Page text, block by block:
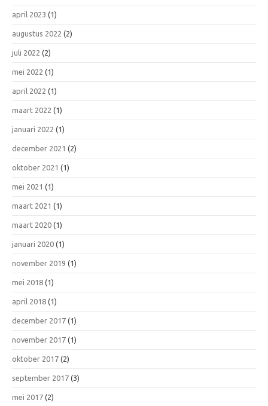
april 2023 (1)
augustus 2022 (2)
juli 2022 (2)
mei 2022 (1)
april 2022 (1)
maart 2022 (1)
januari 2022 (1)
december 2021 (2)
oktober 2021 (1)
mei 2021 (1)
maart 2021 (1)
maart 2020 (1)
januari 2020 (1)
november 2019 (1)
mei 2018 (1)
april 2018 (1)
december 2017 (1)
november 2017 (1)
oktober 2017 (2)
september 2017 (3)
mei 2017 (2)